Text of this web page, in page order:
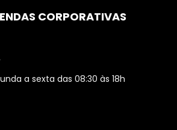
CORPORATIVAS
a sexta das 08:30 às 18h